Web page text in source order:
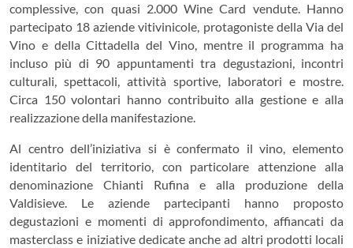
complessive, con quasi 2.000 Wine Card vendute. Hanno
partecipato 18 aziende vitivinicole, protagoniste della Via del
Vino e della Cittadella del Vino, mentre il programma ha
incluso più di 90 appuntamenti tra degustazioni, incontri
culturali, spettacoli, attività sportive, laboratori e mostre.
Circa 150 volontari hanno contribuito alla gestione e alla
realizzazione della manifestazione.
Al centro dell’iniziativa si è confermato il vino, elemento
identitario del territorio, con particolare attenzione alla
denominazione Chianti Rufina e alla produzione della
Valdisieve. Le aziende partecipanti hanno proposto
degustazioni e momenti di approfondimento, affiancati da
masterclass e iniziative dedicate anche ad altri prodotti locali